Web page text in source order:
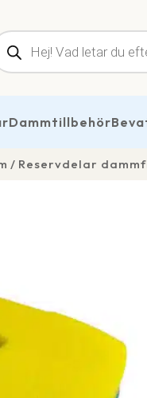
Dammtillbehör
Reservdelar